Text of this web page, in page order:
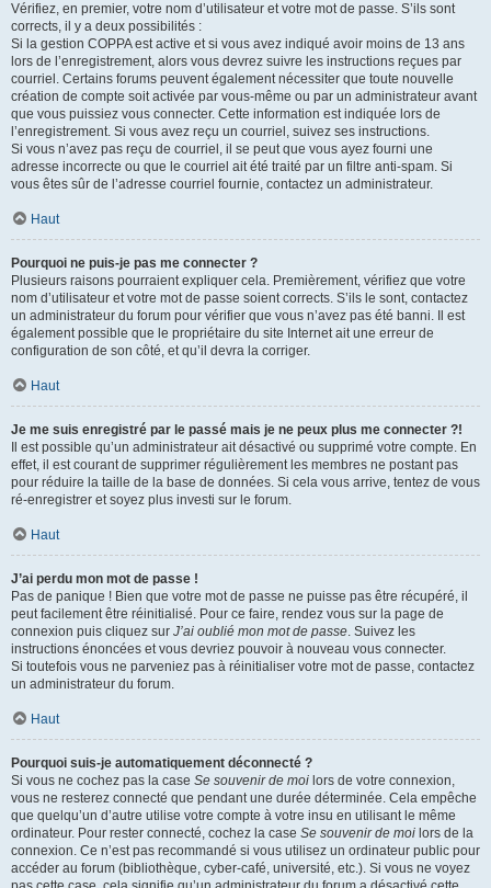
Vérifiez, en premier, votre nom d’utilisateur et votre mot de passe. S’ils sont
corrects, il y a deux possibilités :
Si la gestion COPPA est active et si vous avez indiqué avoir moins de 13 ans
lors de l’enregistrement, alors vous devrez suivre les instructions reçues par
courriel. Certains forums peuvent également nécessiter que toute nouvelle
création de compte soit activée par vous-même ou par un administrateur avant
que vous puissiez vous connecter. Cette information est indiquée lors de
l’enregistrement. Si vous avez reçu un courriel, suivez ses instructions.
Si vous n’avez pas reçu de courriel, il se peut que vous ayez fourni une
adresse incorrecte ou que le courriel ait été traité par un filtre anti-spam. Si
vous êtes sûr de l’adresse courriel fournie, contactez un administrateur.
Haut
Pourquoi ne puis-je pas me connecter ?
Plusieurs raisons pourraient expliquer cela. Premièrement, vérifiez que votre
nom d’utilisateur et votre mot de passe soient corrects. S’ils le sont, contactez
un administrateur du forum pour vérifier que vous n’avez pas été banni. Il est
également possible que le propriétaire du site Internet ait une erreur de
configuration de son côté, et qu’il devra la corriger.
Haut
Je me suis enregistré par le passé mais je ne peux plus me connecter ?!
Il est possible qu’un administrateur ait désactivé ou supprimé votre compte. En
effet, il est courant de supprimer régulièrement les membres ne postant pas
pour réduire la taille de la base de données. Si cela vous arrive, tentez de vous
ré-enregistrer et soyez plus investi sur le forum.
Haut
J’ai perdu mon mot de passe !
Pas de panique ! Bien que votre mot de passe ne puisse pas être récupéré, il
peut facilement être réinitialisé. Pour ce faire, rendez vous sur la page de
connexion puis cliquez sur J’ai oublié mon mot de passe. Suivez les
instructions énoncées et vous devriez pouvoir à nouveau vous connecter.
Si toutefois vous ne parveniez pas à réinitialiser votre mot de passe, contactez
un administrateur du forum.
Haut
Pourquoi suis-je automatiquement déconnecté ?
Si vous ne cochez pas la case Se souvenir de moi lors de votre connexion,
vous ne resterez connecté que pendant une durée déterminée. Cela empêche
que quelqu’un d’autre utilise votre compte à votre insu en utilisant le même
ordinateur. Pour rester connecté, cochez la case Se souvenir de moi lors de la
connexion. Ce n’est pas recommandé si vous utilisez un ordinateur public pour
accéder au forum (bibliothèque, cyber-café, université, etc.). Si vous ne voyez